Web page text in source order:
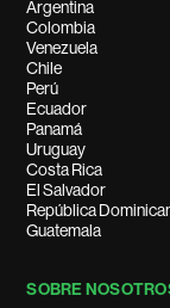
Argentina
Colombia
Venezuela
Chile
Perú
Ecuador
Panamá
Uruguay
Costa Rica
El Salvador
República
Guatemala
SOBRE